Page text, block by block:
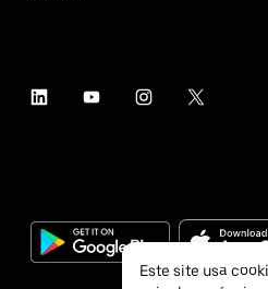
Este site usa